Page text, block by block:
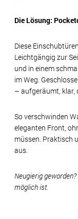
Die Lösung:
Diese
Leichtgängig zur
und in einem
im Weg.
– aufgeräumt, klar,
So verschwinden
eleganten Front,
müssen. Praktisch
aus.
Neugierig
möglich ist.